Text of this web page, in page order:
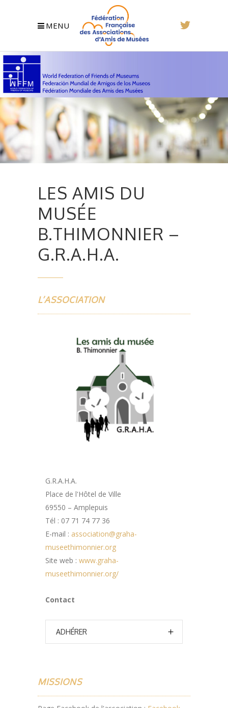
MENU
LES AMIS DU
MUSÉE
B.THIMONNIER –
G.R.A.H.A.
L’ASSOCIATION
G.R.A.H.A.
Place de l'Hôtel de Ville
69550 – Amplepuis
Tél : 07 71 74 77 36
E-mail : association@graha-
museethimonnier.org
Site web : www.graha-
museethimonnier.org/
Contact
ADHÉRER
MISSIONS